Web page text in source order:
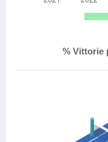
% Vittorie